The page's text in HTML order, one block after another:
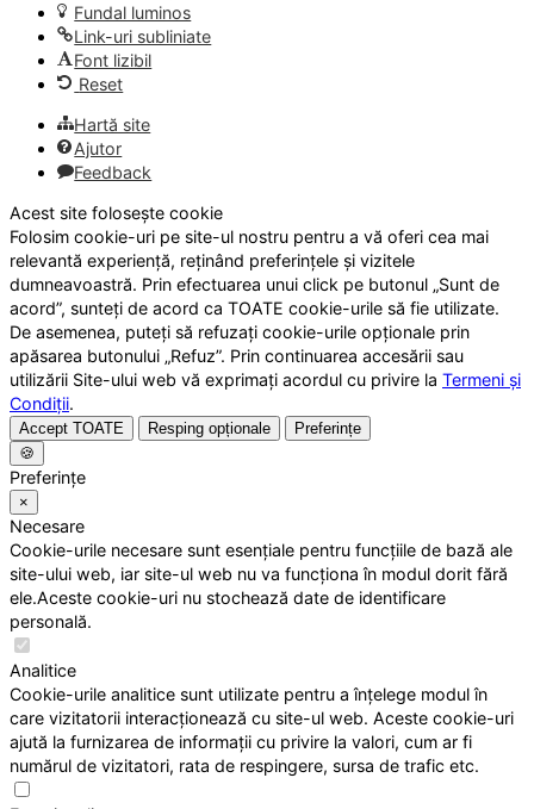
Fundal luminos
Link-uri subliniate
Font lizibil
Reset
Hartă site
Ajutor
Feedback
Acest site folosește cookie
Folosim cookie-uri pe site-ul nostru pentru a vă oferi cea mai
relevantă experiență, reținând preferințele și vizitele
dumneavoastră. Prin efectuarea unui click pe butonul „Sunt de
acord”, sunteți de acord ca TOATE cookie-urile să fie utilizate.
De asemenea, puteți să refuzați cookie-urile opționale prin
apăsarea butonului „Refuz”. Prin continuarea accesării sau
utilizării Site-ului web vă exprimați acordul cu privire la Termeni și
Condiții.
Accept TOATE Resping opționale
Preferințe
🍪
Preferințe
×
Necesare
Cookie-urile necesare sunt esențiale pentru funcțiile de bază ale
site-ului web, iar site-ul web nu va funcționa în modul dorit fără
ele.Aceste cookie-uri nu stochează date de identificare
personală.
Analitice
Cookie-urile analitice sunt utilizate pentru a înțelege modul în
care vizitatorii interacționează cu site-ul web. Aceste cookie-uri
ajută la furnizarea de informații cu privire la valori, cum ar fi
numărul de vizitatori, rata de respingere, sursa de trafic etc.